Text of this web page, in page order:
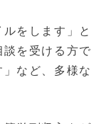
をします」と
を受ける方で
など、多様な